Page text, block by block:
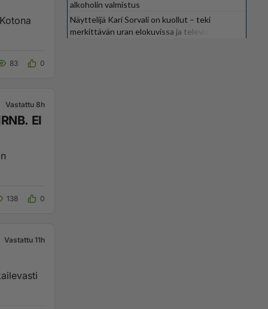
83 0
Vastattu 8h
EI
138 0
Vastattu 11h
alkoholin valmistus
Näyttelijä Kari Sorvali on kuollut – teki
merkittävän uran elokuvissa ja televisiossa